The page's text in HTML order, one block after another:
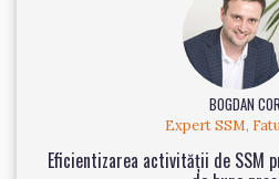
BOGDAN
Expert SSM,
Eficientizarea activității de SSM